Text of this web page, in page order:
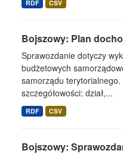
RDF CSV
Bojszowy: Plan
Sprawozdanie dotyczy
budżetowych
samorządu
szczegółowości: dział,...
RDF CSV
Bojszowy: